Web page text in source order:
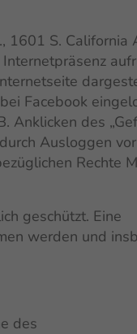
1601 S. California
Facebook
Anklicken des
Ausloggen
Rechte
geschützt. Eine
werden und
des